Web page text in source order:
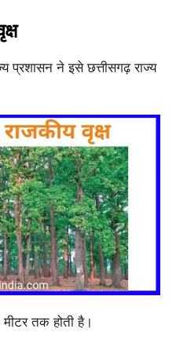
प्रशासन ने इसे छत्तीसगढ़ राज्य
तक होती है।